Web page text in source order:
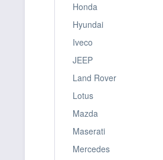
Honda
Hyundai
Iveco
JEEP
Land Rover
Lotus
Mazda
Maserati
Mercedes